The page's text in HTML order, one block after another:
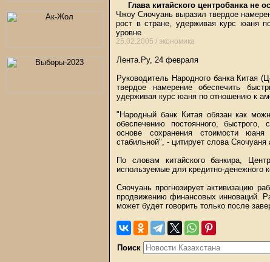
Глава китайского центробанка не
Чжоу Сяочуань выразил твердое
рост в стране, удерживая курс юаня
уровне
25.02.2005 / экономика
Лента.Ру, 24 февраля
Руководитель Народного банка Китая
твердое намерение обеспечить
удерживая курс юаня по отношению к
"Народный банк Китая обязан как
обеспечению постоянного, быстрого,
основе сохранения стоимости
стабильной", - цитирует слова Сяочуаня
По словам китайского банкира,
используемые для кредитно-денежного
Сяочуань прогнозирует активизацию
продвижению финансовых инноваций.
может будет говорить только после
Поиск